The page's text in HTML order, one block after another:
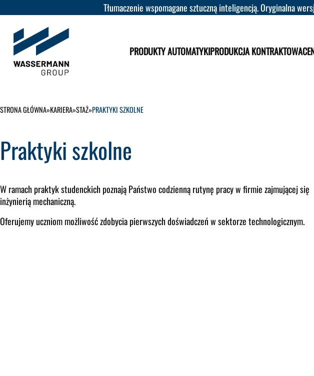
Tłumaczenie wspomagane sztuczną inteligencją. Oryginalna
PRODUKTY AUTOMATYKIPRODUKCJA KONTRAKTOWA
STRONA GŁÓWNA»KARIERA»STAŻ»PRAKTYKI SZKOLNE
Praktyki szkolne
W ramach praktyk studenckich poznają Państwo codzienną rutynę pracy w firmie zajmującej się
inżynierią mechaniczną.
Oferujemy uczniom możliwość zdobycia pierwszych doświadczeń w sektorze technologicznym.